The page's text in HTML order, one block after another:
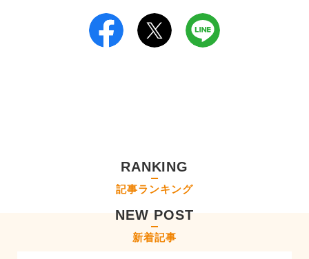
RANKING
記事ランキング
NEW POST
新着記事